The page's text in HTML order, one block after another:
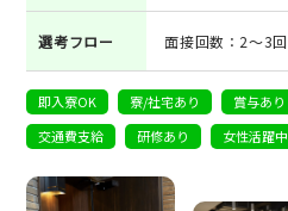
選考フロー 面接回数：2～3回
即入寮OK 寮/社宅あり 賞与あり
交通費支給
研修あり 女性活躍中